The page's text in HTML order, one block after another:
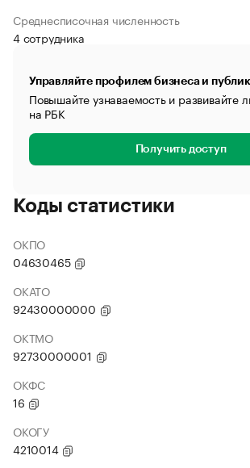
Среднесписочная численность
4 сотрудника
Управляйте профилем бизнеса и
Повышайте узнаваемость и развивайте
на РБК
Получить доступ
Коды статистики
ОКПО
04630465
ОКАТО
92430000000
ОКТМО
92730000001
ОКФС
16
ОКОГУ
4210014